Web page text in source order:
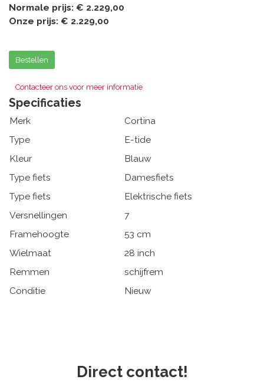
Normale prijs: € 2.229,00
Onze prijs: € 2.229,00
Bestellen
Contacteer ons voor meer informatie
Specificaties
Merk
Cortina
Type
E-tide
Kleur
Blauw
Type fiets
Damesfiets
Type fiets
Elektrische fiets
Versnellingen
7
Framehoogte
53 cm
Wielmaat
28 inch
Remmen
schijfrem
Conditie
Nieuw
Direct contact!